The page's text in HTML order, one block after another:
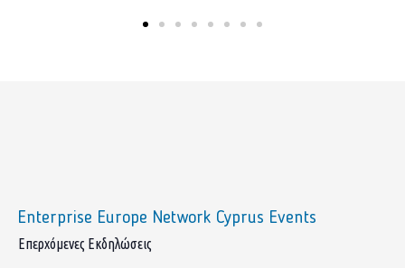
Enterprise Europe Network Cyprus Events
sidebar
Επερχόμενες Εκδηλώσεις